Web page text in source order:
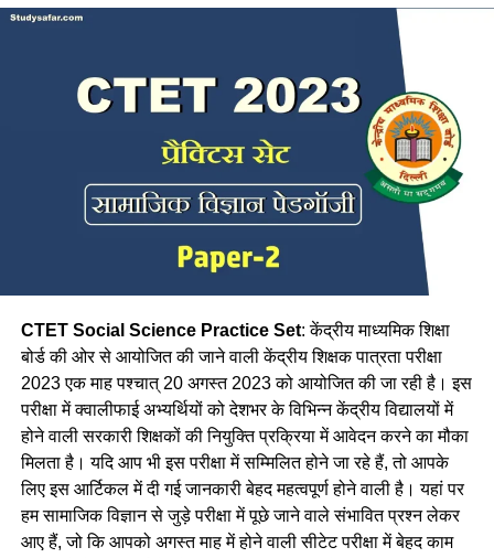
CTET Social Science Practice Set: केंद्रीय माध्यमिक शिक्षा
बोर्ड की ओर से आयोजित की जाने वाली केंद्रीय शिक्षक पात्रता परीक्षा
2023 एक माह पश्चात् 20 अगस्त 2023 को आयोजित की जा रही है। इस
परीक्षा में क्वालीफाई अभ्यर्थियों को देशभर के विभिन्न केंद्रीय विद्यालयों में
होने वाली सरकारी शिक्षकों की नियुक्ति प्रक्रिया में आवेदन करने का मौका
मिलता है। यदि आप भी इस परीक्षा में सम्मिलित होने जा रहे हैं, तो आपके
लिए इस आर्टिकल में दी गई जानकारी बेहद महत्वपूर्ण होने वाली है। यहां पर
हम सामाजिक विज्ञान से जुड़े परीक्षा में पूछे जाने वाले संभावित प्रश्न लेकर
आए हैं, जो कि आपको अगस्त माह में होने वाली सीटेट परीक्षा में बेहद काम